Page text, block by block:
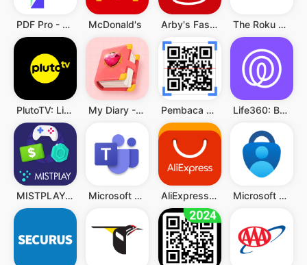
PDF Pro - Reader & Maker McDonald's Arby's Fast Food Sandwiches The Roku App (Official)
PlutoTV: Live TV & Free Movies My Diary - Diary With Lock Pembaca QR & Kode Batang Life360: Berbagi Lokasi
MISTPLAY: Play to Earn Money Microsoft Teams AliExpress - Shopping App Microsoft Authenticator